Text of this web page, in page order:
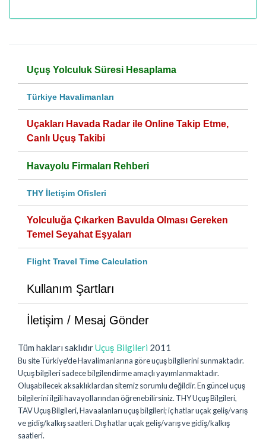
Uçuş Yolculuk Süresi Hesaplama
Türkiye Havalimanları
Uçakları Havada Radar ile Online Takip Etme,
Canlı Uçuş Takibi
Havayolu Firmaları Rehberi
THY İletişim Ofisleri
Yolculuğa Çıkarken Bavulda Olması Gereken
Temel Seyahat Eşyaları
Flight Travel Time Calculation
Kullanım Şartları
İletişim / Mesaj Gönder
Tüm hakları saklıdırUçuş Bilgileri 2011
Bu site Türkiye'de Havalimanlarına göre uçuş bilgilerini sunmaktadır.
Uçuş bilgileri sadece bilgilendirme amaçlı yayımlanmaktadır.
Oluşabilecek aksaklıklardan sitemiz sorumlu değildir. En güncel uçuş
bilgilerini ilgili havayollarından öğrenebilirsiniz. THY Uçuş Bilgileri,
TAV Uçuş Bilgileri, Havaalanları uçuş bilgileri; iç hatlar uçak geliş/varış
ve gidiş/kalkış saatleri. Dış hatlar uçak geliş/varış ve gidiş/kalkış
saatleri.